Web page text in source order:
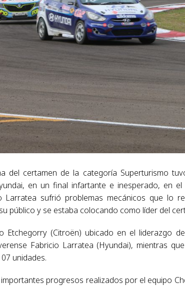
del certamen de la categoría Superturismo
en un final infartante e inesperado, en
sufrió problemas mecánicos que lo
público y se estaba colocando como líder del
Etchegorry (Citroën) ubicado en el liderazgo
Fabricio Larratea (Hyundai), mientras
unidades.
progresos realizados por el equipo